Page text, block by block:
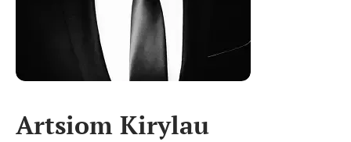
Artsiom Kirylau